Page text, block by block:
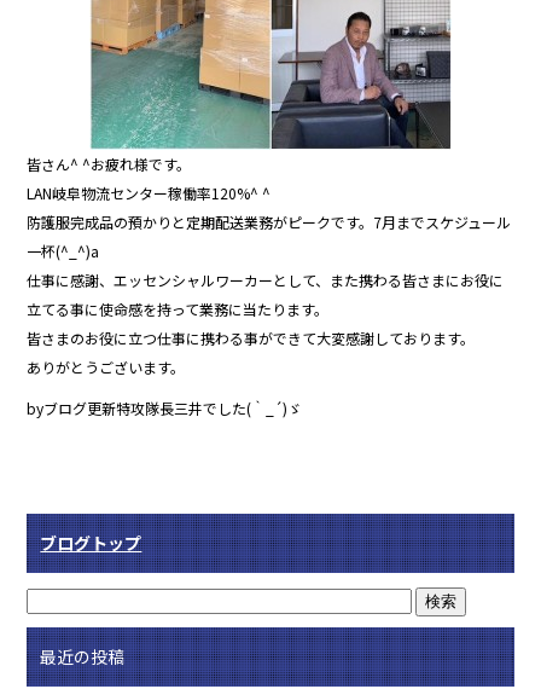
皆さん^ ^お疲れ様です。
LAN岐阜物流センター稼働率120%^ ^
防護服完成品の預かりと定期配送業務がピークです。7月までスケジュール
一杯(^_^)a
仕事に感謝、エッセンシャルワーカーとして、また携わる皆さまにお役に
立てる事に使命感を持って業務に当たります。
皆さまのお役に立つ仕事に携わる事ができて大変感謝しております。
ありがとうございます。
byブログ更新特攻隊長三井でした(｀_´)ゞ
ブログトップ
最近の投稿